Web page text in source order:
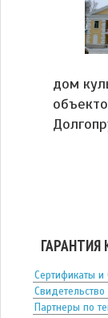
дом
ГАРАНТИЯ
Сертификаты и
Партнеры по